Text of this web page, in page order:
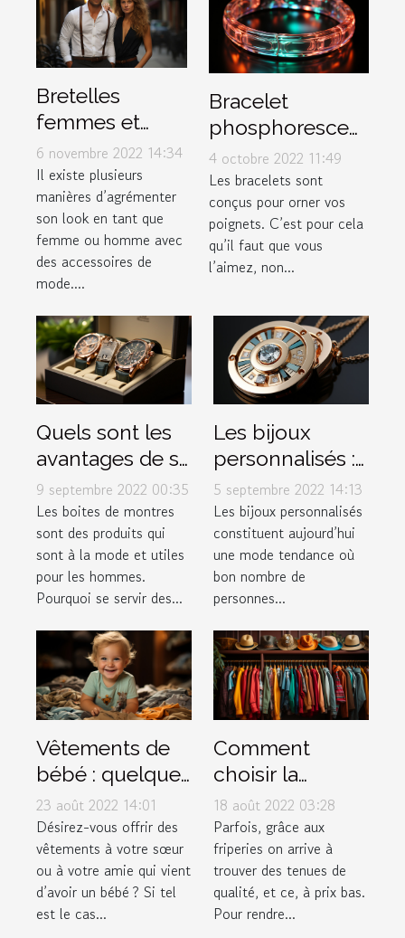
Bretelles
femmes et
hommes :
comment les
porter ?
6 novembre 2022 14:34
Il existe plusieurs
manières d’agrémenter
son look en tant que
femme ou homme avec
des accessoires de
mode....
Bracelet
phosphorescent
: illuminez votre
poignet !
4 octobre 2022 11:49
Les bracelets sont
conçus pour orner vos
poignets. C’est pour cela
qu’il faut que vous
l’aimez, non...
Quels sont les
avantages de se
procurer les
différentes
boites de
montres à la
mode ?
9 septembre 2022 00:35
Les boites de montres
sont des produits qui
sont à la mode et utiles
pour les hommes.
Pourquoi se servir des...
Les bijoux
personnalisés :
une mode en
expansion
5 septembre 2022 14:13
Les bijoux personnalisés
constituent aujourd’hui
une mode tendance où
bon nombre de
personnes...
Vêtements de
bébé : quelques
conseils pour
faire de bon
choix
23 août 2022 14:01
Désirez-vous offrir des
vêtements à votre sœur
ou à votre amie qui vient
d’avoir un bébé ? Si tel
est le cas...
Comment
choisir la
meilleure
friperie en ligne
?
18 août 2022 03:28
Parfois, grâce aux
friperies on arrive à
trouver des tenues de
qualité, et ce, à prix bas.
Pour rendre...